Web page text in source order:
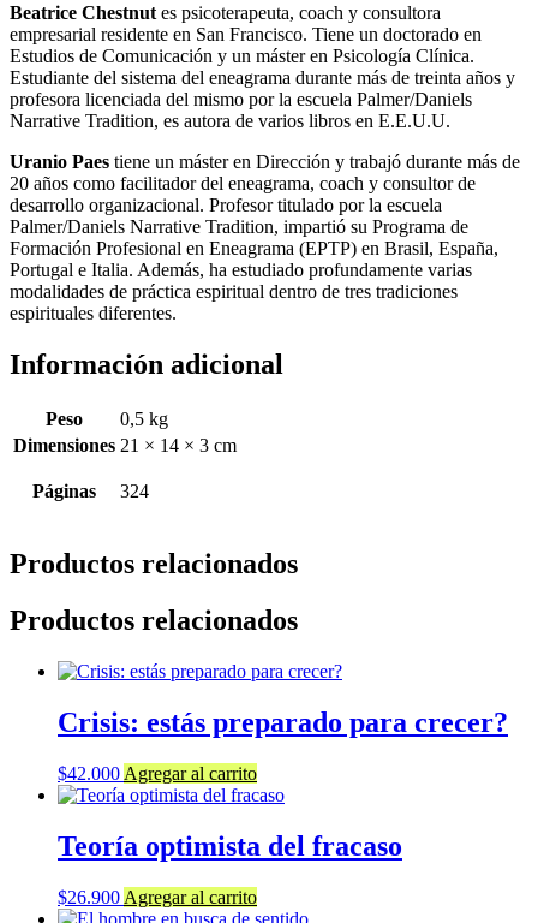
Beatrice Chestnut es psicoterapeuta, coach y consultora
empresarial residente en San Francisco. Tiene un doctorado en
Estudios de Comunicación y un máster en Psicología Clínica.
Estudiante del sistema del eneagrama durante más de treinta años y
profesora licenciada del mismo por la escuela Palmer/Daniels
Narrative Tradition, es autora de varios libros en E.E.U.U.
Uranio Paes tiene un máster en Dirección y trabajó durante más de
20 años como facilitador del eneagrama, coach y consultor de
desarrollo organizacional. Profesor titulado por la escuela
Palmer/Daniels Narrative Tradition, impartió su Programa de
Formación Profesional en Eneagrama (EPTP) en Brasil, España,
Portugal e Italia. Además, ha estudiado profundamente varias
modalidades de práctica espiritual dentro de tres tradiciones
espirituales diferentes.
Información adicional
Peso
0,5 kg
Dimensiones 21 × 14 × 3 cm
Páginas 324
Productos relacionados
Productos relacionados
Crisis: estás preparado para crecer?
$42.000 Agregar al carrito
Teoría optimista del fracaso
$26.900 Agregar al carrito